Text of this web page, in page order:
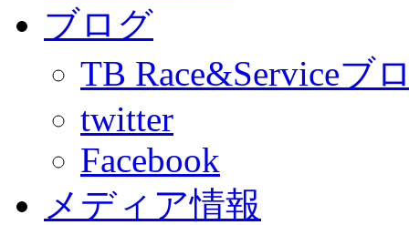
ブログ
TB Race&Serviceブ
twitter
Facebook
メディア情報